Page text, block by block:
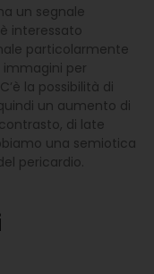
un segnale
interessato
particolarmente
per
la possibilità di
un aumento di
di late
una semiotica
pericardio.